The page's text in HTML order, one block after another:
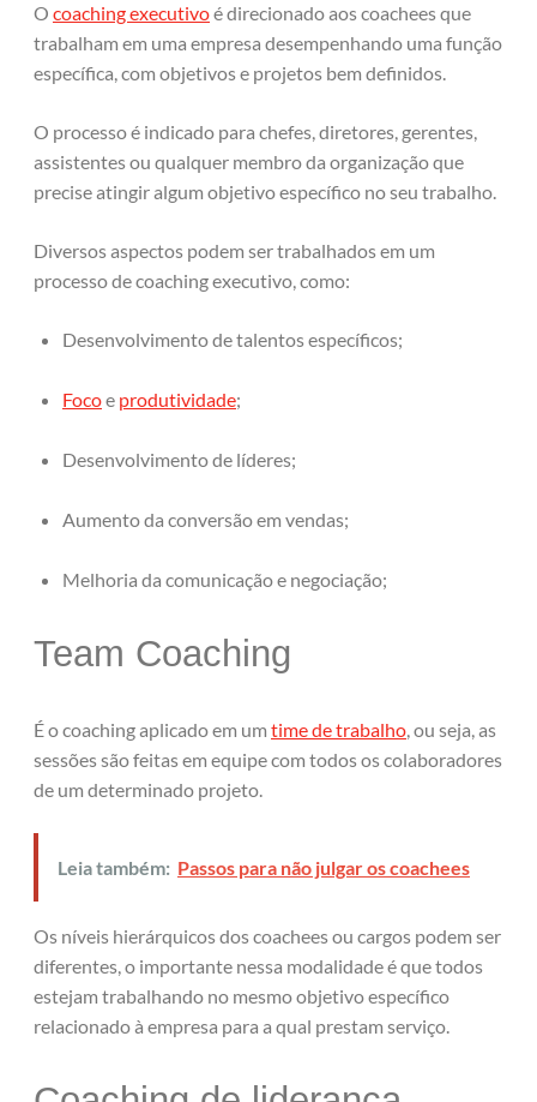
O coaching executivoé direcionado aos coachees que
trabalham em uma empresa desempenhando uma função
específica, com objetivos e projetos bem definidos.
O processo é indicado para chefes, diretores, gerentes,
assistentes ou qualquer membro da organização que
precise atingir algum objetivo específico no seu trabalho.
Diversos aspectos podem ser trabalhados em um
processo de coaching executivo, como:
Desenvolvimento de talentos específicos;
Focoe produtividade;
Desenvolvimento de líderes;
Aumento da conversão em vendas;
Melhoria da comunicação e negociação;
Team Coaching
É o coaching aplicado em um time de trabalho , ou seja, as
sessões são feitas em equipe com todos os colaboradores
de um determinado projeto.
Leia também: Passos para não julgar os coachees
Os níveis hierárquicos dos coachees ou cargos podem ser
diferentes, o importante nessa modalidade é que todos
estejam trabalhando no mesmo objetivo específico
relacionado à empresa para a qual prestam serviço.